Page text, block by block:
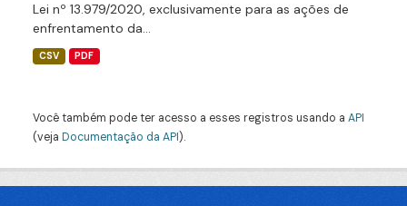
Lei nº 13.979/2020, exclusivamente para as ações de
enfrentamento da...
CSV PDF
Você também pode ter acesso a esses registros usando a API
(veja Documentação da API).